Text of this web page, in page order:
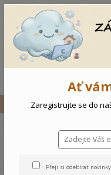
Vše Zateplené
Zateplené
Hasiči
Ať
Zaregistrujte se do
Přeji si odebírat